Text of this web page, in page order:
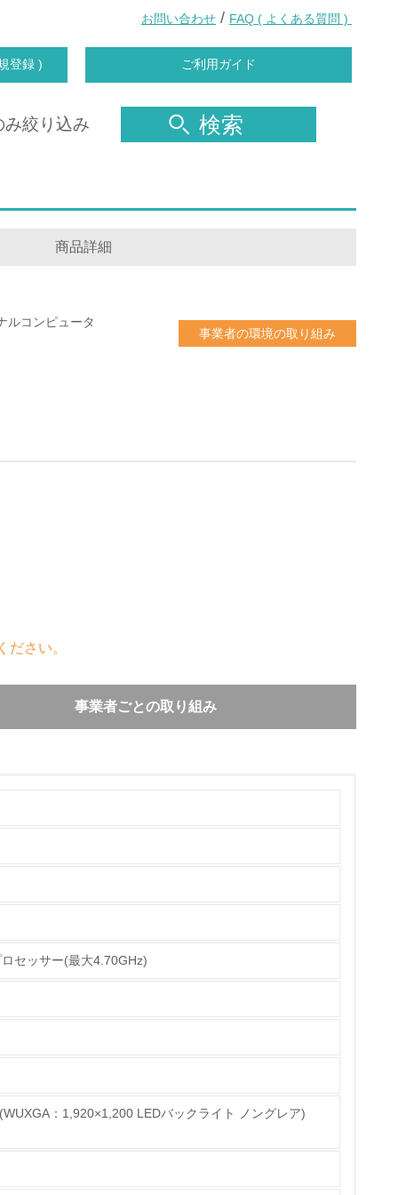
お問い合わせ / FAQ ( よくある質問 )
登録 ) ご利用ガイド
み絞り込み 検索
商品詳細
ルコンピュータ
事業者の環境の取り組み
さい。
事業者ごとの取り組み
料金で複数年サポートする有償の保守サービ
121）にて確認することができます。
準拠した、環境アセスメントを実施し、３
料名表示、ドライバなど一般工具で容易に解
種に再生プラスチックを使用し、資源循環型
に、３Ｒの施策を新たに導入し、リサイク
保守用部品として再使用（リユース）するほ
セッサー(最大4.70GHz)
：1,920×1,200 LEDバックライト ノングレア)